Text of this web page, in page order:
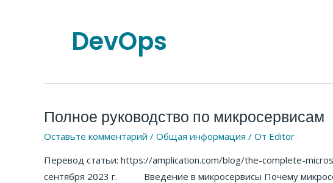
DevOps
Полное руководство по микросервисам
Оставьте комментарий / Общая информация / От Editor
Перевод статьи: https://amplication.com/blog/the-complete-
сентября 2023 г. Введение в микросервисы Почему
Полное
микросервисам